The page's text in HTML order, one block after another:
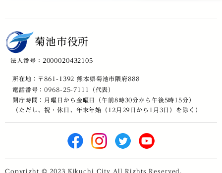
菊池市役所
法人番号：2000020432105
所在地：〒861-1392 熊本県菊池市隈府888
電話番号：0968-25-7111
（代表）
開庁時間：月曜日から金曜日（午前8時30分から午後5時15分）
（ただし、祝・休日、年末年始（12月29日から1月3日）を除く）
Copyright © 2023 Kikuchi City All Rights Reserved.